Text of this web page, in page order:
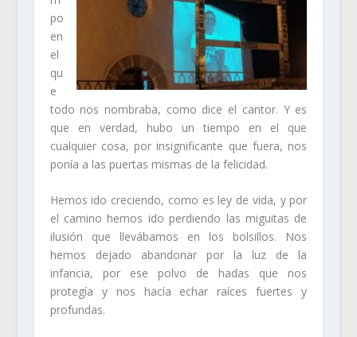
po
en
el
qu
e
todo nos nombraba, como dice el cantor. Y es
que en verdad, hubo un tiempo en el que
cualquier cosa, por insignificante que fuera, nos
ponía a las puertas mismas de la felicidad.
Hemos ido creciendo, como es ley de vida, y por
el camino hemos ido perdiendo las miguitas de
ilusión que llevábamos en los bolsillos. Nos
hemos dejado abandonar por la luz de la
infancia, por ese polvo de hadas que nos
protegía y nos hacía echar raíces fuertes y
profundas.